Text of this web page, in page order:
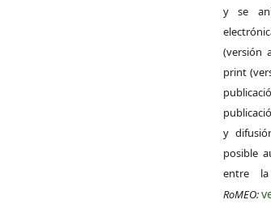
y se
(versión
print
y
posible
entre la
RoMEO: